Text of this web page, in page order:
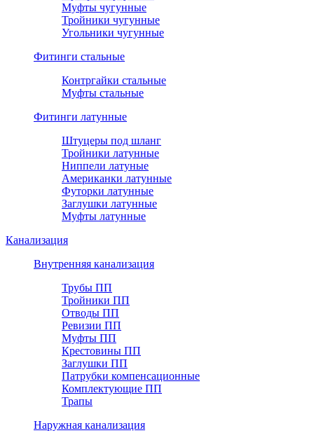
Муфты чугунные
Тройники чугунные
Угольники чугунные
Фитинги стальные
Контргайки стальные
Муфты стальные
Фитинги латунные
Штуцеры под шланг
Тройники латунные
Ниппели латуные
Американки латунные
Футорки латунные
Заглушки латунные
Муфты латунные
Канализация
Внутренняя канализация
Трубы ПП
Тройники ПП
Отводы ПП
Ревизии ПП
Муфты ПП
Крестовины ПП
Заглушки ПП
Патрубки компенсационные
Комплектующие ПП
Трапы
Наружная канализация